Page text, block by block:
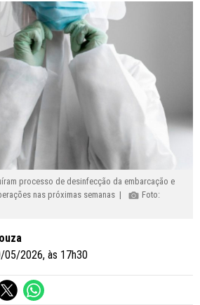
processo de desinfecção da embarcação e
nas próximas semanas |
Foto:
05/2026, às 17h30